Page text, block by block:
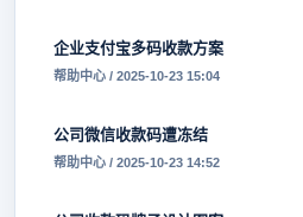
企业支付宝多码收款方案
帮助中心 / 2025-10-23 15:04
公司微信收款码遭冻结
帮助中心 / 2025-10-23 14:52